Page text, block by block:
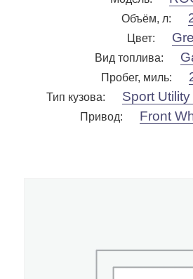
Объём, л:
Цвет:
Вид топлива:
Пробег, миль:
Тип кузова: Sport
Привод: Front